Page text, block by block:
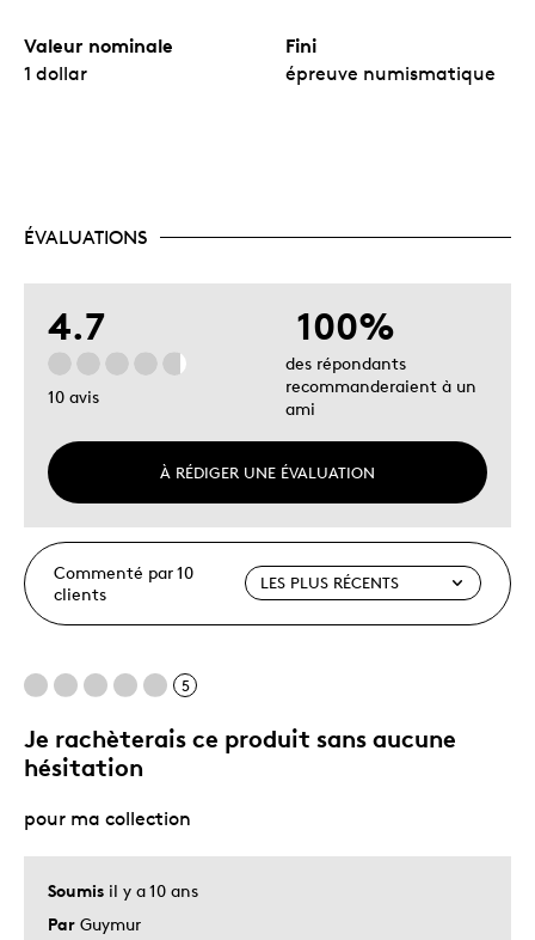
Valeur nominale
1 dollar
Fini
épreuve numismatique
ÉVALUATIONS
4.7
10 avis
À RÉDIGER UNE ÉVALUATION
100%
des répondants
recommanderaient à un
ami
Commenté par 10
clients
5
Je rachèterais ce produit sans aucune
hésitation
Soumis il y a 10 ans
Par Guymur
pour ma collection